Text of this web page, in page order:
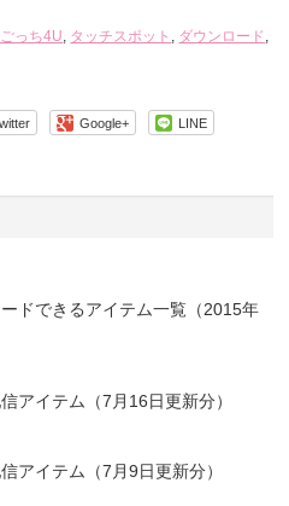
っち4U, タッチスポット , ダウンロード,
Google+ LINE
ドできるアイテム一覧（2015年
アイテム（7月16日更新分）
アイテム（7月9日更新分）